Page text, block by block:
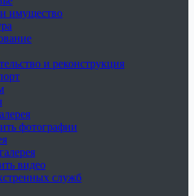
имущество
и реконструкция
фотографии
видео
служб